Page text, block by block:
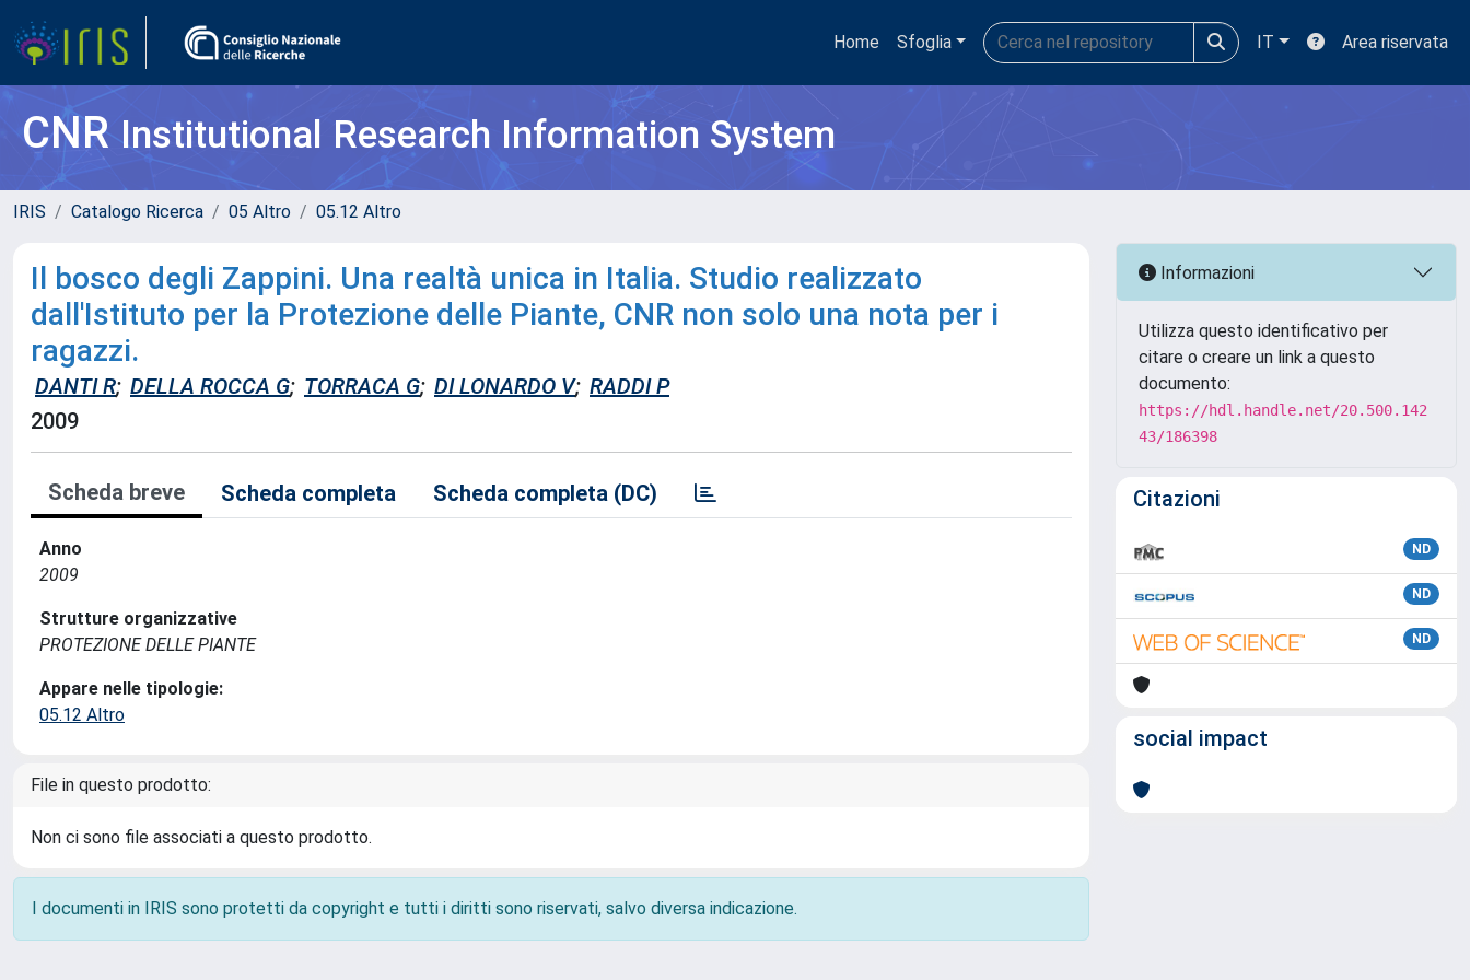
Home Sfoglia IT Area riservata
CNRInstitutional Research Information System
IRIS Catalogo Ricerca 05 Altro 05.12 Altro
Il bosco degli Zappini. Una realtà unica in Italia. Studio realizzato
dall'Istituto per la Protezione delle Piante, CNR non solo una nota per i
ragazzi.
DANTI R; DELLA ROCCA G; TORRACA G; DI LONARDO V; RADDI P
2009
Scheda breve Scheda completa Scheda completa (DC)
Anno
2009
Strutture organizzative
PROTEZIONE DELLE PIANTE
Appare nelle tipologie:
05.12 Altro
File in questo prodotto:
Non ci sono file associati a questo prodotto.
I documenti in IRIS sono protetti da copyright e tutti i diritti sono riservati, salvo diversa indicazione.
Informazioni
Utilizza questo identificativo per
citare o creare un link a questo
documento:
https://hdl.handle.net/20.500.142
43/186398
Citazioni
ND
ND
ND
social impact